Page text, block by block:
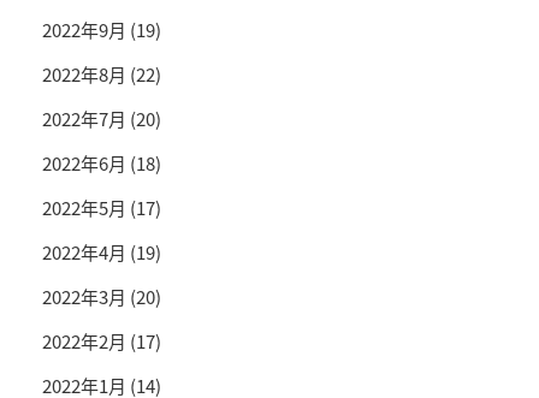
2022年9月 (19)
2022年8月 (22)
2022年7月 (20)
2022年6月 (18)
2022年5月 (17)
2022年4月 (19)
2022年3月 (20)
2022年2月 (17)
2022年1月 (14)